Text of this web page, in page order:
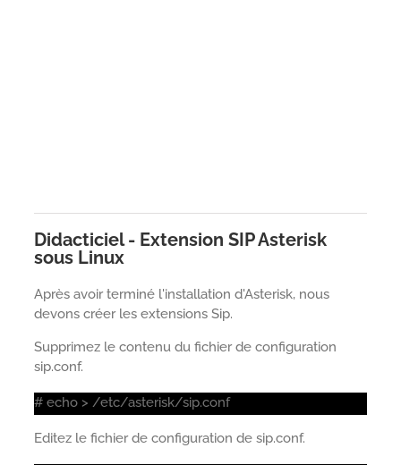
Didacticiel - Extension SIP Asterisk
sous Linux
Après avoir terminé l'installation d'Asterisk, nous
devons créer les extensions Sip.
Supprimez le contenu du fichier de configuration
sip.conf.
# echo > /etc/asterisk/sip.conf
Editez le fichier de configuration de sip.conf.